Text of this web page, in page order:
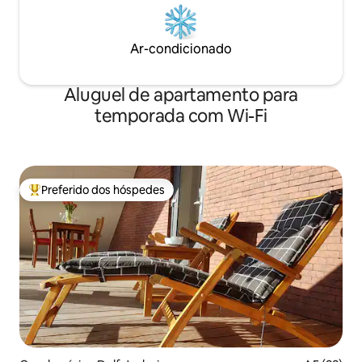
Ar-condicionado
Aluguel de apartamento para
temporada com Wi-Fi
Entre os melhores preferidos dos hóspedes
Preferido dos hóspedes